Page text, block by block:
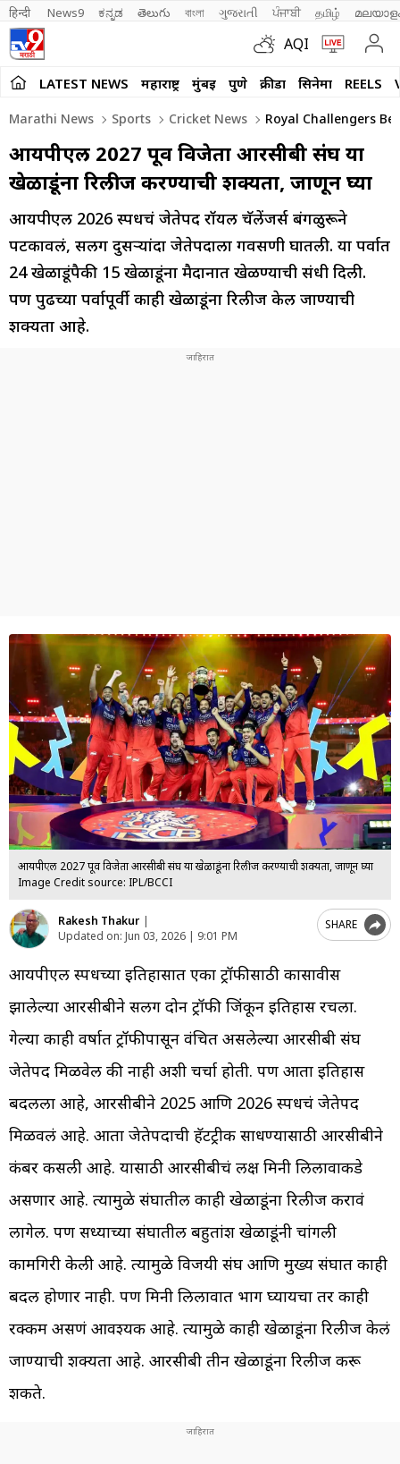
हिन्दी News9 ಕನ್ನಡ తెలుగు বাংলা ગુજરાતી ਪੰਜਾਬੀ தமிழ்
AQI
LATEST NEWS महाराष्ट्र मुंबई पुणे क्रीडा सिनेमा REELS
Marathi News Sports Cricket News Royal Challengers
आयपीएल 2027 पूर्वी विजेता आरसीबी संघ या
खेळाडूंना रिलीज करण्याची शक्यता, जाणून घ्या
आयपीएल 2026 स्पर्धेचं जेतेपद रॉयल चॅलेंजर्स बंगळुरूने
पटकावलं, सलग दुसऱ्यांदा जेतेपदाला गवसणी घातली. या पर्वात
24 खेळाडूंपैकी 15 खेळाडूंना मैदानात खेळण्याची संधी दिली.
पण पुढच्या पर्वापूर्वी काही खेळाडूंना रिलीज केल जाण्याची
शक्यता आहे.
आयपीएल 2027 पूर्वी विजेता आरसीबी संघ या खेळाडूंना रिलीज करण्याची शक्यता, जाणून घ्या
Image Credit source: IPL/BCCI
Rakesh Thakur |
Updated on: Jun 03, 2026 | 9:01 PM
SHARE
आयपीएल स्पर्धेच्या इतिहासात एका ट्रॉफीसाठी कासावीस
झालेल्या आरसीबीने सलग दोन ट्रॉफी जिंकून इतिहास रचला.
गेल्या काही वर्षात ट्रॉफीपासून वंचित असलेल्या आरसीबी संघ
जेतेपद मिळवेल की नाही अशी चर्चा होती. पण आता इतिहास
बदलला आहे, आरसीबीने 2025 आणि 2026 स्पर्धेचं जेतेपद
मिळवलं आहे. आता जेतेपदाची हॅटट्रीक साधण्यासाठी आरसीबीने
कंबर कसली आहे. यासाठी आरसीबीचं लक्ष मिनी लिलावाकडे
असणार आहे. त्यामुळे संघातील काही खेळाडूंना रिलीज करावं
लागेल. पण सध्याच्या संघातील बहुतांश खेळाडूंनी चांगली
कामगिरी केली आहे. त्यामुळे विजयी संघ आणि मुख्य संघात काही
बदल होणार नाही. पण मिनी लिलावात भाग घ्यायचा तर काही
रक्कम असणं आवश्यक आहे. त्यामुळे काही खेळाडूंना रिलीज केलं
जाण्याची शक्यता आहे. आरसीबी तीन खेळाडूंना रिलीज करू
शकते.